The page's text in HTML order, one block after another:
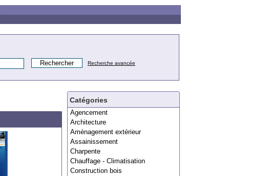
Recherche avancée
Catégories
Agencement
Architecture
Aménagement extérieur
Assainissement
Charpente
Chauffage - Climatisation
Construction bois